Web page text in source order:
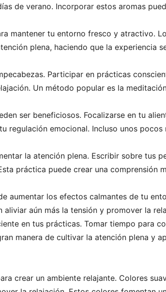
de verano. Incorporar estos aromas
mantener tu entorno fresco y atractivo.
plena, haciendo que la experiencia
Participar en prácticas
Un método popular es la
ser beneficiosos. Focalizarse en tu
regulación emocional. Incluso unos
la atención plena. Escribir sobre tus
práctica puede crear una comprensión
aumentar los efectos calmantes de tu
aún más la tensión y promover la
en tus prácticas. Tomar tiempo para
manera de cultivar la atención plena y
crear un ambiente relajante. Colores